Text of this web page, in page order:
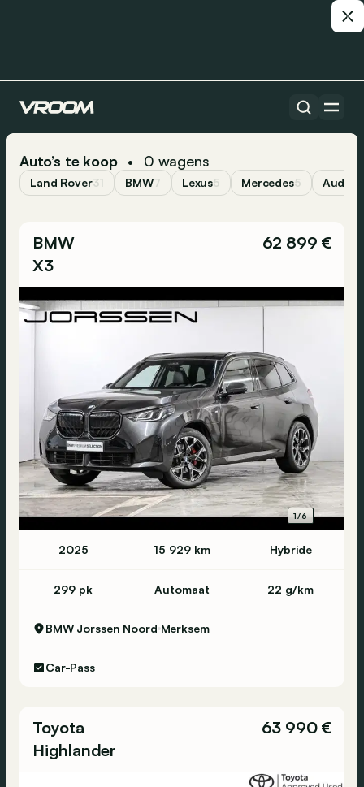
Auto’s te koop • 0 wagens
Land Rover31 BMW7 Lexus5 Mercedes5 Audi
BMW
X3
62 899 €
1/6
2025 15 929 km Hybride
299 pk Automaat 22 g/km
BMW Jorssen Noord Merksem
Car-Pass
Toyota
Highlander
63 990 €